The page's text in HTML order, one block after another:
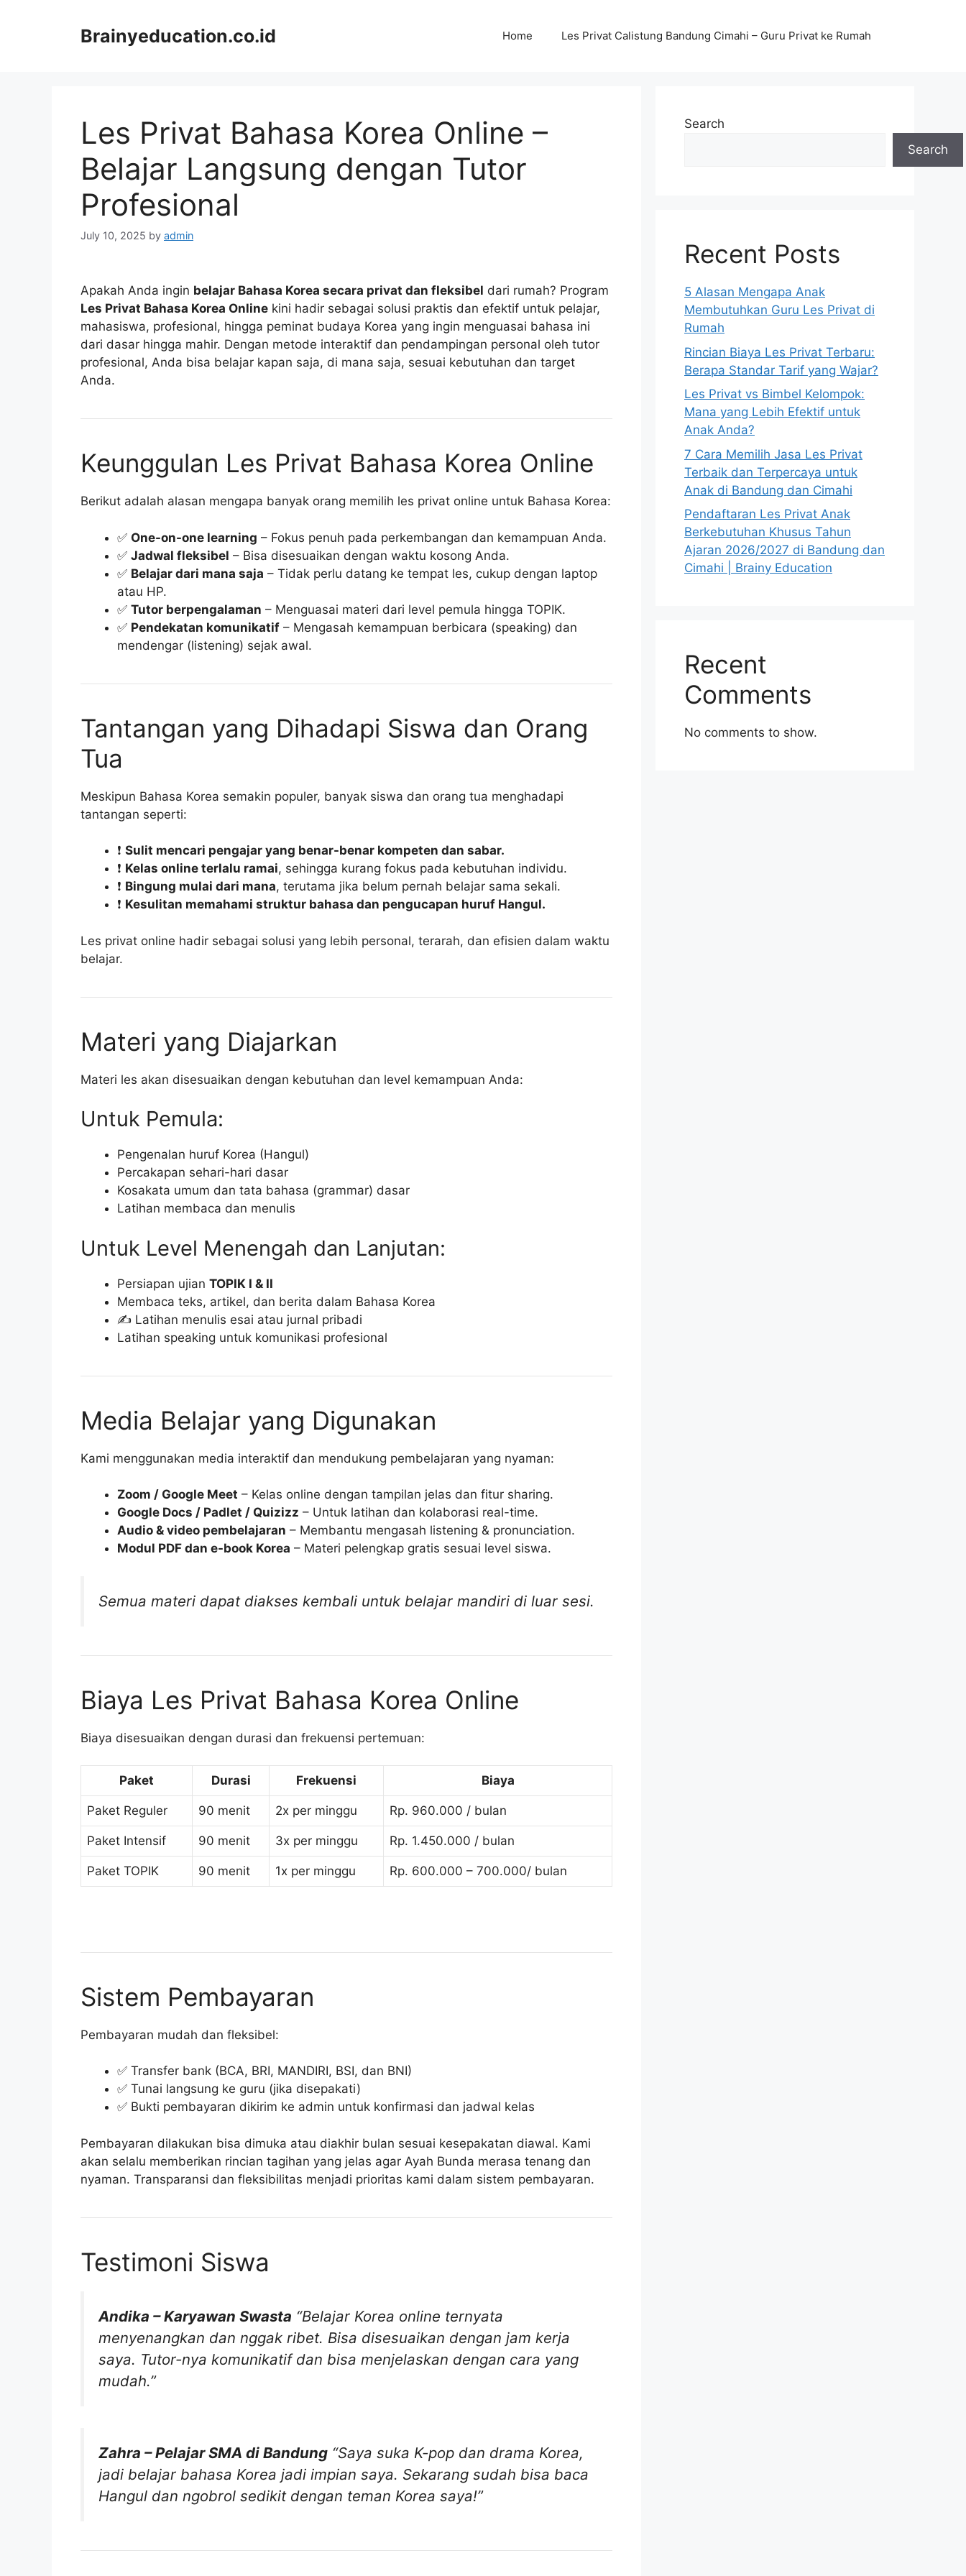
Brainyeducation.co.id Home Les Privat Calistung Bandung Cimahi – Guru Privat ke Rumah
Les Privat Bahasa Korea Online –
Belajar Langsung dengan Tutor
Profesional
July 10, 2025 by admin
Apakah Anda ingin belajar Bahasa Korea secara privat dan fleksibel dari rumah? Program
Les Privat Bahasa Korea Online kini hadir sebagai solusi praktis dan efektif untuk pelajar,
mahasiswa, profesional, hingga peminat budaya Korea yang ingin menguasai bahasa ini
dari dasar hingga mahir. Dengan metode interaktif dan pendampingan personal oleh tutor
profesional, Anda bisa belajar kapan saja, di mana saja, sesuai kebutuhan dan target
Anda.
Keunggulan Les Privat Bahasa Korea Online
Berikut adalah alasan mengapa banyak orang memilih les privat online untuk Bahasa Korea:
✅ One-on-one learning – Fokus penuh pada perkembangan dan kemampuan Anda.
✅ Jadwal fleksibel – Bisa disesuaikan dengan waktu kosong Anda.
✅ Belajar dari mana saja – Tidak perlu datang ke tempat les, cukup dengan laptop
atau HP.
✅ Tutor berpengalaman – Menguasai materi dari level pemula hingga TOPIK.
✅ Pendekatan komunikatif – Mengasah kemampuan berbicara (speaking) dan
mendengar (listening) sejak awal.
Tantangan yang Dihadapi Siswa dan Orang
Tua
Meskipun Bahasa Korea semakin populer, banyak siswa dan orang tua menghadapi
tantangan seperti:
❗ Sulit mencari pengajar yang benar-benar kompeten dan sabar.
❗ Kelas online terlalu ramai, sehingga kurang fokus pada kebutuhan individu.
❗ Bingung mulai dari mana, terutama jika belum pernah belajar sama sekali.
❗ Kesulitan memahami struktur bahasa dan pengucapan huruf Hangul.
Les privat online hadir sebagai solusi yang lebih personal, terarah, dan efisien dalam waktu
belajar.
Materi yang Diajarkan
Materi les akan disesuaikan dengan kebutuhan dan level kemampuan Anda:
Untuk Pemula:
Pengenalan huruf Korea (Hangul)
Percakapan sehari-hari dasar
Kosakata umum dan tata bahasa (grammar) dasar
Latihan membaca dan menulis
Untuk Level Menengah dan Lanjutan:
Persiapan ujian TOPIK I & II
Membaca teks, artikel, dan berita dalam Bahasa Korea
✍️ Latihan menulis esai atau jurnal pribadi
Latihan speaking untuk komunikasi profesional
Media Belajar yang Digunakan
Kami menggunakan media interaktif dan mendukung pembelajaran yang nyaman:
Zoom / Google Meet – Kelas online dengan tampilan jelas dan fitur sharing.
Google Docs / Padlet / Quizizz – Untuk latihan dan kolaborasi real-time.
Audio & video pembelajaran – Membantu mengasah listening & pronunciation.
Modul PDF dan e-book Korea – Materi pelengkap gratis sesuai level siswa.
Semua materi dapat diakses kembali untuk belajar mandiri di luar sesi.
Biaya Les Privat Bahasa Korea Online
Biaya disesuaikan dengan durasi dan frekuensi pertemuan:
Paket Durasi Frekuensi Biaya
Paket Reguler 90 menit 2x per minggu Rp. 960.000 / bulan
Paket Intensif 90 menit 3x per minggu Rp. 1.450.000 / bulan
Paket TOPIK 90 menit 1x per minggu Rp. 600.000 – 700.000/ bulan
Sistem Pembayaran
Pembayaran mudah dan fleksibel:
✅ Transfer bank (BCA, BRI, MANDIRI, BSI, dan BNI)
✅ Tunai langsung ke guru (jika disepakati)
✅ Bukti pembayaran dikirim ke admin untuk konfirmasi dan jadwal kelas
Pembayaran dilakukan bisa dimuka atau diakhir bulan sesuai kesepakatan diawal. Kami
akan selalu memberikan rincian tagihan yang jelas agar Ayah Bunda merasa tenang dan
nyaman. Transparansi dan fleksibilitas menjadi prioritas kami dalam sistem pembayaran.
Testimoni Siswa
Andika – Karyawan Swasta “Belajar Korea online ternyata
menyenangkan dan nggak ribet. Bisa disesuaikan dengan jam kerja
saya. Tutor-nya komunikatif dan bisa menjelaskan dengan cara yang
mudah.”
Zahra – Pelajar SMA di Bandung “Saya suka K-pop dan drama Korea,
jadi belajar bahasa Korea jadi impian saya. Sekarang sudah bisa baca
Hangul dan ngobrol sedikit dengan teman Korea saya!”
Search
Search
Recent Posts
5 Alasan Mengapa Anak
Membutuhkan Guru Les Privat di
Rumah
Rincian Biaya Les Privat Terbaru:
Berapa Standar Tarif yang Wajar?
Les Privat vs Bimbel Kelompok:
Mana yang Lebih Efektif untuk
Anak Anda?
7 Cara Memilih Jasa Les Privat
Terbaik dan Terpercaya untuk
Anak di Bandung dan Cimahi
Pendaftaran Les Privat Anak
Berkebutuhan Khusus Tahun
Ajaran 2026/2027 di Bandung dan
Cimahi | Brainy Education
Recent
Comments
No comments to show.